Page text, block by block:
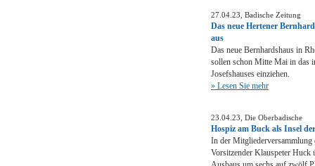
27.04.23, Badische Zeitung
Das neue Hertener
aus
Das neue Bernhardshaus in
sollen schon Mitte Mai in das
Josefshauses einziehen.
» Lesen Sie mehr
23.04.23, Die Oberbadische
Hospiz am Buck als Insel
In der Mitgliederversammlung
Vorsitzender Klauspeter Huck